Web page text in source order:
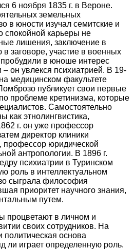
6 ноября 1835 г. в Вероне.
земельных
в юности изучал семитские и
спокойной карьеры не
лишения, заключение в
в заговоре, участие в военных
пробудили в юноше интерес
– он увлекся психиатрией. В 19-
медицинском факультете
публикует свои первые
проблеме кретинизма, которые
Самостоятельно
как этнолингвистика,
г. он уже профессор
директор клиники
юридической
антропологии. В 1896 г.
психиатрии в Туринском
роль в интеллектуальном
сыграла философия
приоритет научного знания,
путем.
процветают в личном и
своих сотрудников. На
политическая основа
ли играет определенную роль.